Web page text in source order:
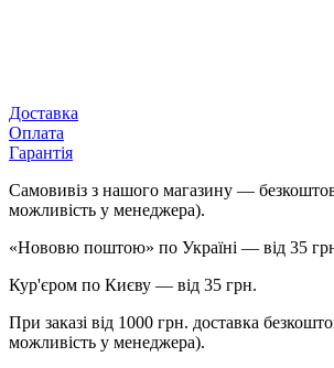
Доставка
Оплата
Гарантія
Самовивіз з нашого магазину —
можливість у менеджера).
«Нововю поштою» по Україні — від 35
Кур'єром по Києву — від 35 грн.
При заказі від 1000 грн. доставка
можливість у менеджера).